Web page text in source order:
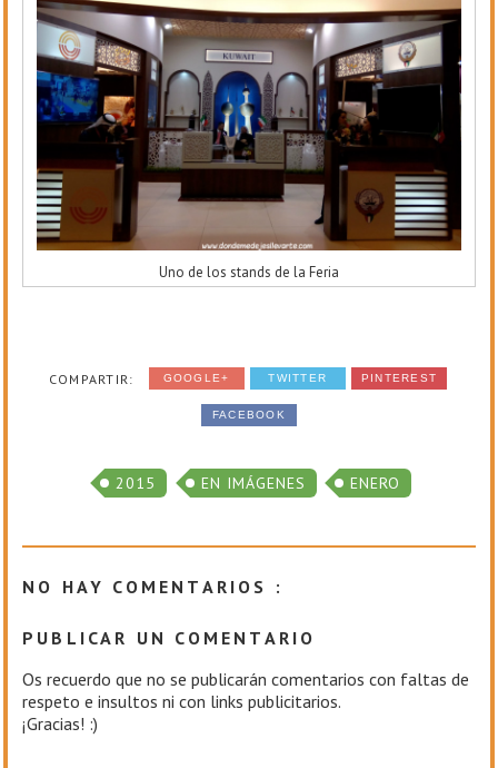
Uno de los stands de la Feria
COMPARTIR: GOOGLE+ TWITTER PINTEREST
FACEBOOK
2015 EN IMÁGENES ENERO
NO HAY COMENTARIOS :
PUBLICAR UN COMENTARIO
Os recuerdo que no se publicarán comentarios con faltas de
respeto e insultos ni con links publicitarios.
¡Gracias! :)